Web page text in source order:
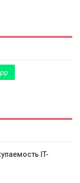
IT-